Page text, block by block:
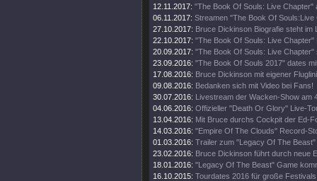
12.11.2017: "The Book Of Souls: Live Chapter"
06.11.2017: Streamen "The Book Of Souls:Live
27.10.2017: Bruce Dickinson Biografie steht im
22.10.2017: "The Book Of Souls: Live Chapter"
20.09.2017: "The Book Of Souls: Live Chapter"
23.09.2016: "The Book Of Souls 2017" dates
17.08.2016: Bruce Dickinson mit eigener
09.08.2016: Bedanken sich mit Video bei Fans!
30.07.2016: Livestream der Wacken-Show am
04.06.2016: Offizieller "Death Or Glory" Live-
13.04.2016: Mit Bruce durchs Cockpit der Ed-
14.03.2016: "Empire Of The Clouds" Record-
01.03.2016: Trailer zum "Legacy Of The Beast"
23.02.2016: Bruce Dickinson führt durch neue
18.01.2016: "Legacy Of The Beast" Game
16.10.2015: Tourdates 2016 für große